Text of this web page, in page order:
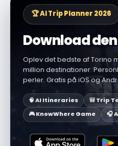
🏆 AI Trip Planner 2026
Download
Oplev det bedste af Torino
million destinationer.
perler. Gratis på iOS og
🧠 AI Itineraries
🎒 Trip
🎮 KnowWhere Game
🎧